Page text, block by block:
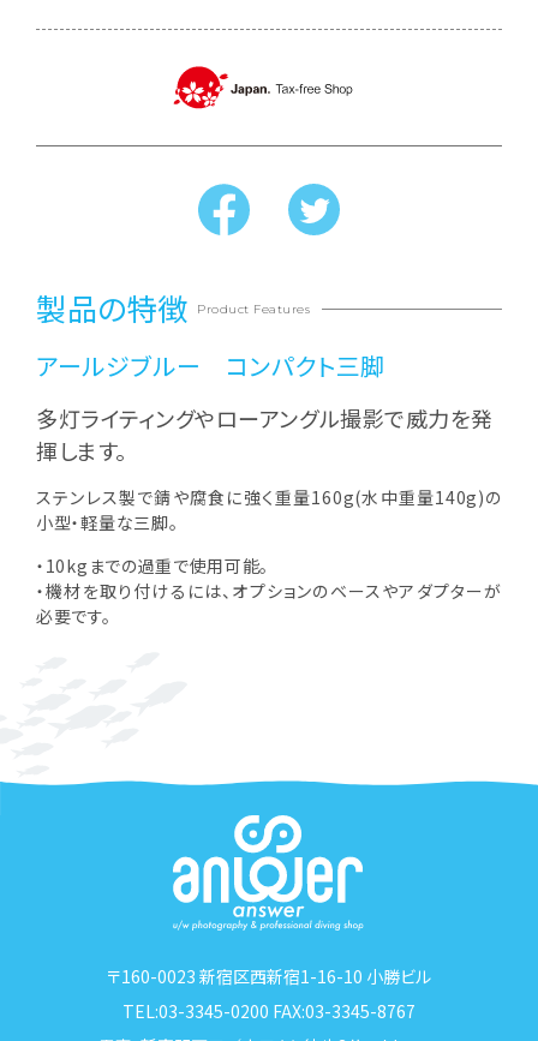
製品の特徴 Product Features
アールジブルー コンパクト三脚
多灯ライティングやローアングル撮影で威力を発
揮します。
ステンレス製で錆や腐食に強く重量160g(水中重量140g)の
小型・軽量な三脚。
・10kgまでの過重で使用可能。
・機材を取り付けるには、オプションのベースやアダプターが
必要です。
〒160-0023 新宿区西新宿1-16-10 小勝ビル
TEL:03-3345-0200 FAX:03-3345-8767